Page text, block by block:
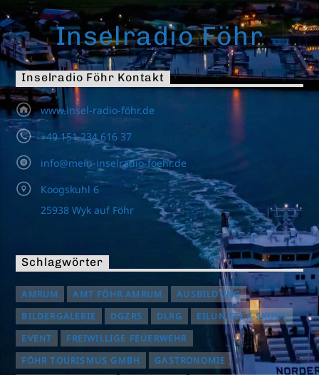
Inselradio Föhr
Inselradio Föhr Kontakt
www.insel-radio-föhr.de
+49 151 234 616 37
info@mein-inselradio-foehr.de
Koogskuhl 6
25938 Wyk auf Föhr
Schlagwörter
AMRUM AMT FÖHR AMRUM
AUSBILDUNG
BILDERGALERIE
DGZRS DLRG
EILUN-FEER-SKUUL
EVENT
FREIWILLIGE FEUERWEHR
FÖHR TOURISMUS GMBH
GASTRONOMIE